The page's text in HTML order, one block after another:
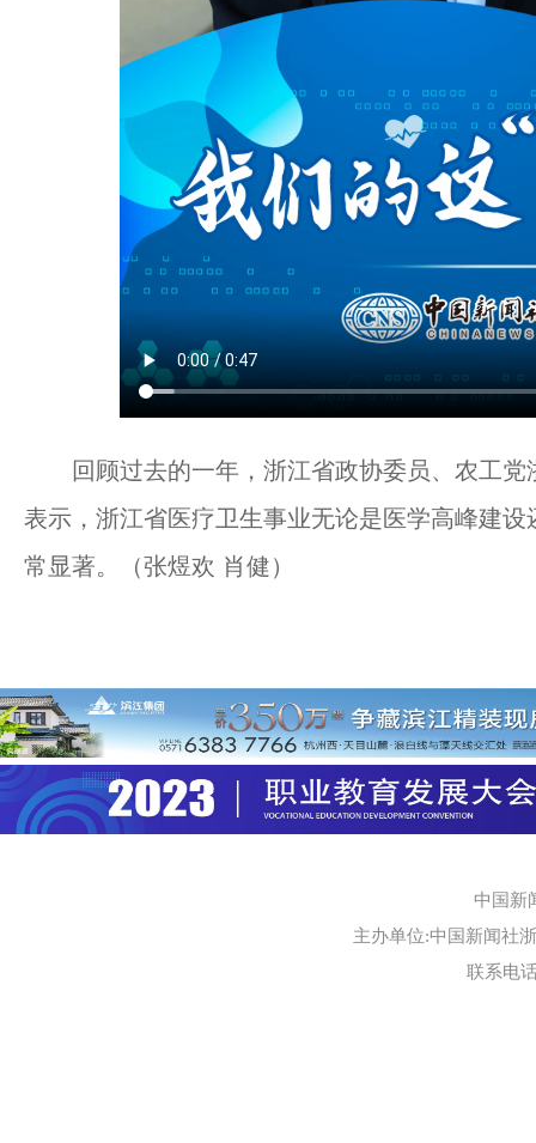
回顾过去的一年，浙江省政协委员、农工党
表示，浙江省医疗卫生事业无论是医学高峰建
常显著。（张煜欢 肖健）
中国新
主办单位:中国新闻社
联系电